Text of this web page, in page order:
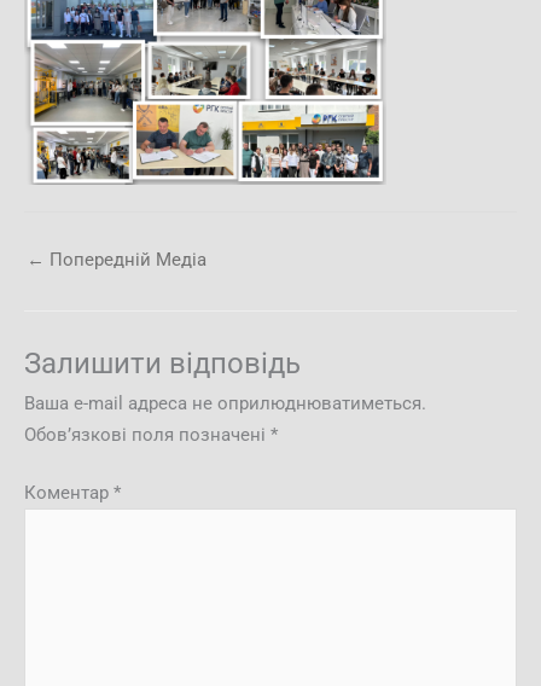
← Попередній Медіа
Залишити відповідь
Ваша e-mail адреса не оприлюднюватиметься.
Обов’язкові поля позначені *
Коментар *